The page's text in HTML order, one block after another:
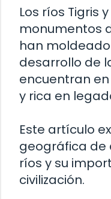
Los ríos Tigris
monumentos
han
desarrollo de
encuentran
y rica en
Este artículo
geográfica de
ríos y su
civilización.